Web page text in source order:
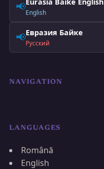
📢Eurasia Baike English
English
📢Евразия Байке
Русский
NAVIGATION
LANGUAGES
Română
English